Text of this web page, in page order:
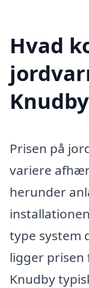
Hvad
Prisen på
variere
herunder
type system
ligger
Knudby